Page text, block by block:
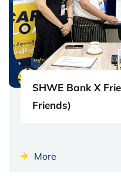
SHWE Bank X
Friends)
More